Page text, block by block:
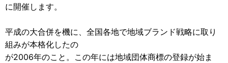
に開催します。
平成の大合併を機に、全国各地で地域ブランド戦略に取り
組みが本格化したの
が2006年のこと。この年には地域団体商標の登録が始ま